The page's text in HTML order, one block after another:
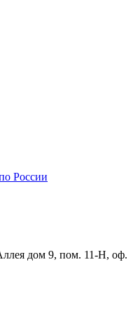
России
дом 9, пом. 11-Н, оф.